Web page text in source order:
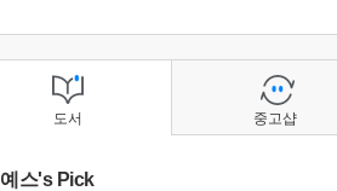
도서
예스's Pick
중고샵